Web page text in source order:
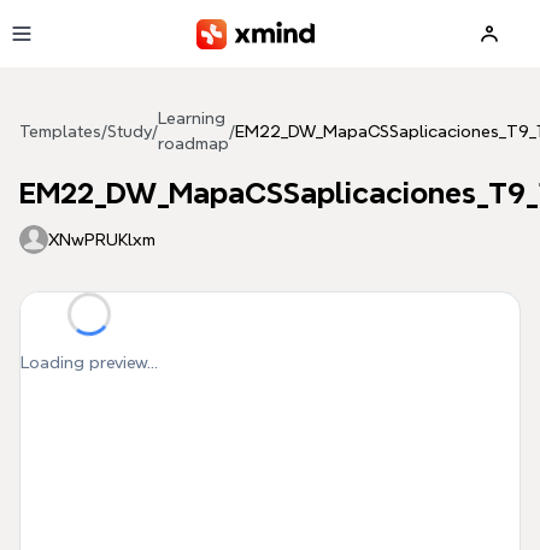
Templates/Study/
Learning
roadmap
/
XNwPRUKlxm
Loading preview...